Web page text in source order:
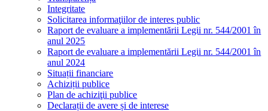
Integritate
Solicitarea informaţiilor de interes public
Raport de evaluare a implementării Legii nr. 544/2001 în
anul 2025
Raport de evaluare a implementării Legii nr. 544/2001 în
anul 2024
Situații financiare
Achiziții publice
Plan de achiziţii publice
Declarații de avere și de interese